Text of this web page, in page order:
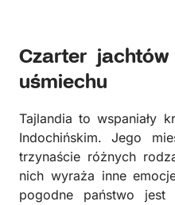
Czarter
uśmiechu
Tajlandia to wspaniały
Indochińskim. Jego
trzynaście różnych
nich wyraża inne
pogodne państwo jest